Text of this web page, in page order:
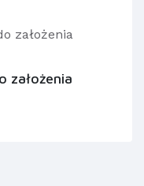
założenia